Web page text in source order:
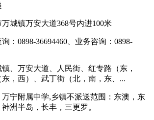
镇万安大道368号内进100米
0898-36694460、业务咨询：0898-
万安大道、人民街、红专路（东，
，西）、武丁街（北，南，东、...
附属中学,乡镇不派送范围：东澳，东
洲半岛，长丰，三更罗。